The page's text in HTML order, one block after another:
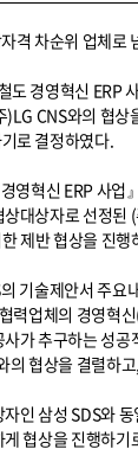
격 차순위 업체로
도 경영혁신 ERP
CNS와의 협상
로 결정하였다.
영혁신 ERP 사업
대상자로 선정된
제반 협상을 진행
기술제안서 주요
력업체의 경영혁
가 추구하는 성공
의 협상을 결렬하고,
인 삼성 SDS와
협상을 진행하기